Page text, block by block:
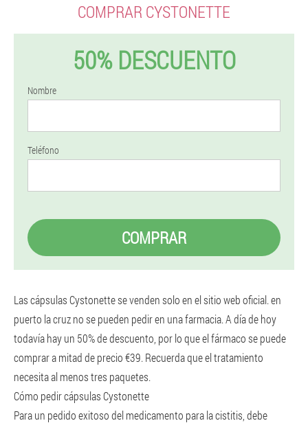
COMPRAR CYSTONETTE
50% DESCUENTO
Nombre
Teléfono
COMPRAR
Las cápsulas Cystonette se venden solo en el sitio web oficial. en
puerto la cruz no se pueden pedir en una farmacia. A día de hoy
todavía hay un 50% de descuento, por lo que el fármaco se puede
comprar a mitad de precio €39. Recuerda que el tratamiento
necesita al menos tres paquetes.
Cómo pedir cápsulas Cystonette
Para un pedido exitoso del medicamento para la cistitis, debe